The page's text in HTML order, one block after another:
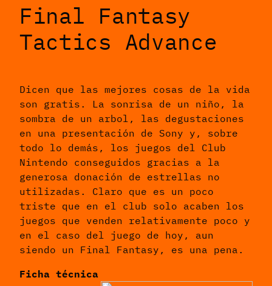
Final Fantasy
Tactics Advance
Dicen que las mejores cosas de la vida
son gratis. La sonrisa de un niño, la
sombra de un arbol, las degustaciones
en una presentación de Sony y, sobre
todo lo demás, los juegos del Club
Nintendo conseguidos gracias a la
generosa donación de estrellas no
utilizadas. Claro que es un poco
triste que en el club solo acaben los
juegos que venden relativamente poco y
en el caso del juego de hoy, aun
siendo un Final Fantasy, es una pena.
Ficha técnica